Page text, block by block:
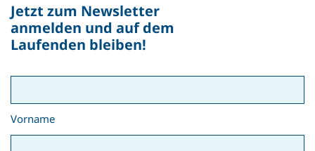
Jetzt zum Newsletter
anmelden und auf dem
Laufenden bleiben!
Vorname